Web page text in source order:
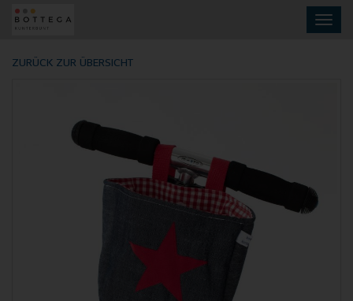
Skip
content
ZURÜCK ZUR ÜBERSICHT